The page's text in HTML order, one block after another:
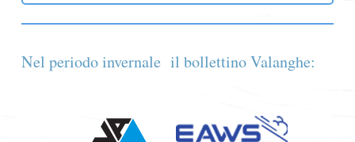
Nel periodo invernale il bollettino Valanghe: